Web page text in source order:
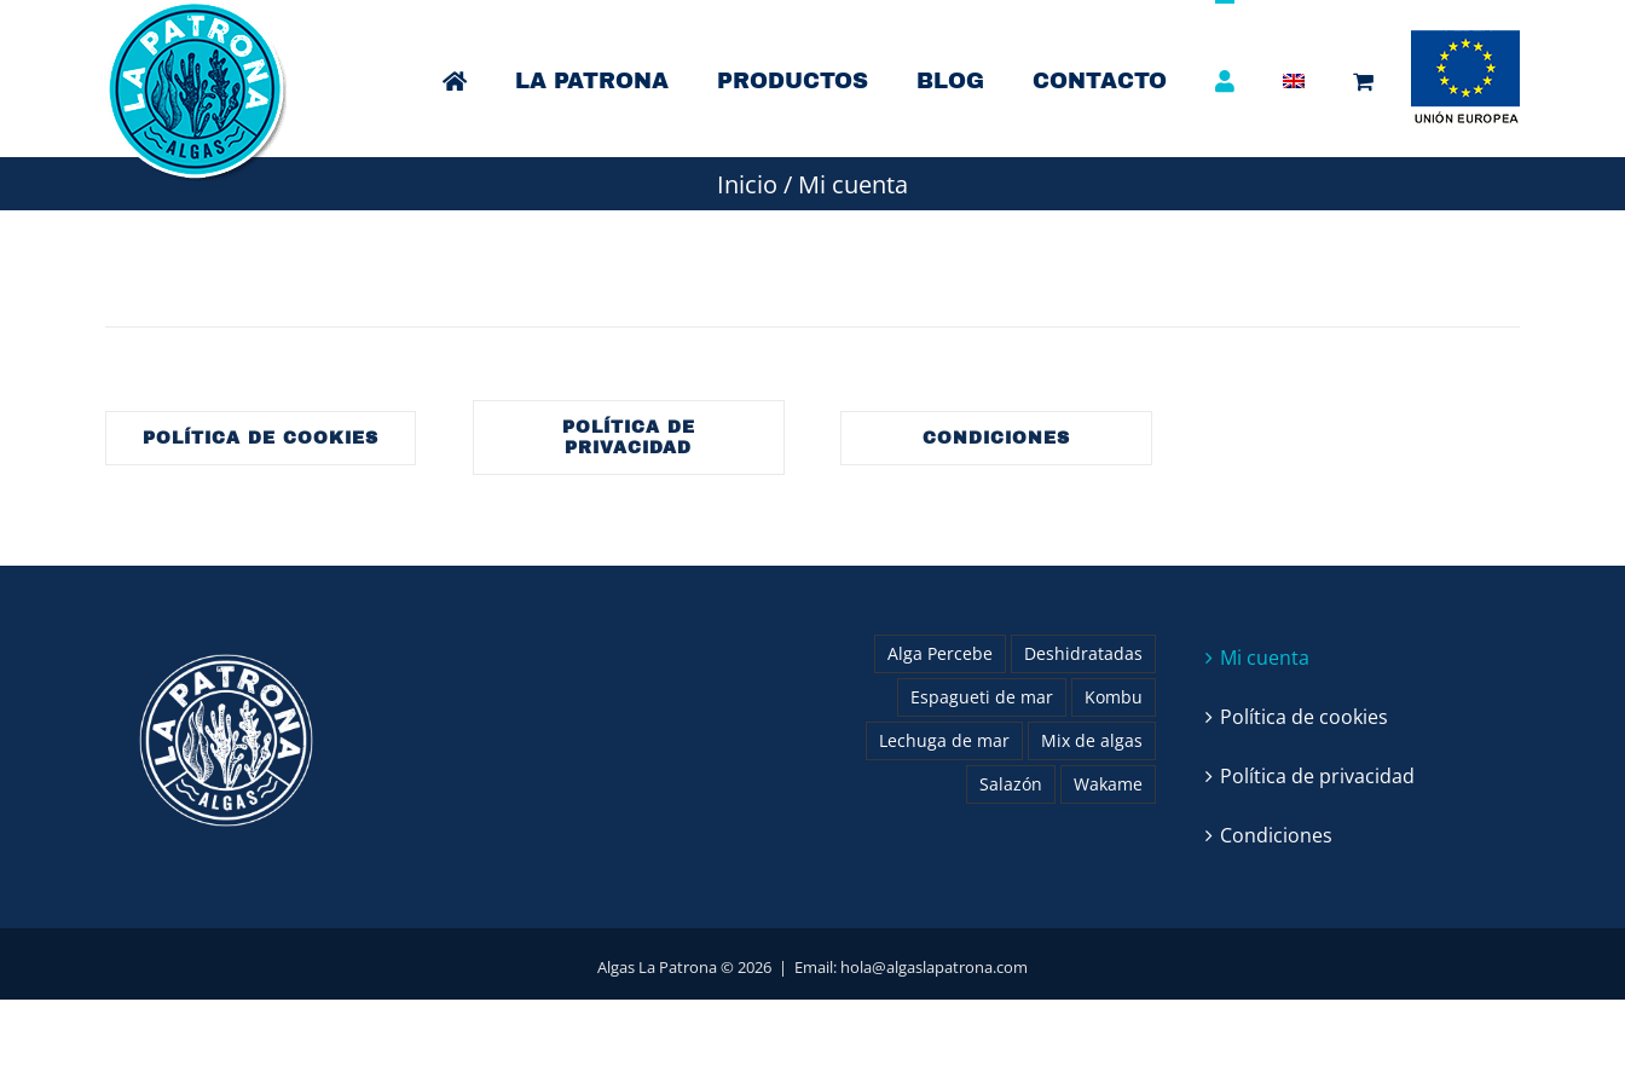
LA PATRONA PRODUCTOS BLOG CONTACTO
Inicio / Mi cuenta
POLÍTICA DE COOKIES
POLÍTICA DE
PRIVACIDAD
CONDICIONES
Alga Percebe
Deshidratadas
Espagueti de mar
Kombu
Lechuga de mar
Mix de algas
Salazón
Wakame
Mi cuenta
Política de cookies
Política de privacidad
Condiciones
Algas La Patrona ©2026 | Email: hola@algaslapatrona.com